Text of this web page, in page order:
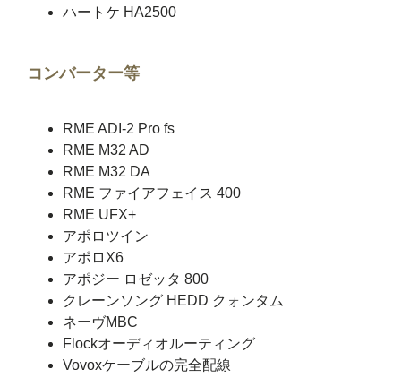
ハートケ HA2500
コンバーター等
RME ADI-2 Pro fs
RME M32 AD
RME M32 DA
RME ファイアフェイス 400
RME UFX+
アポロツイン
アポロX6
アポジー ロゼッタ 800
クレーンソング HEDD クォンタム
ネーヴMBC
Flockオーディオルーティング
Vovoxケーブルの完全配線